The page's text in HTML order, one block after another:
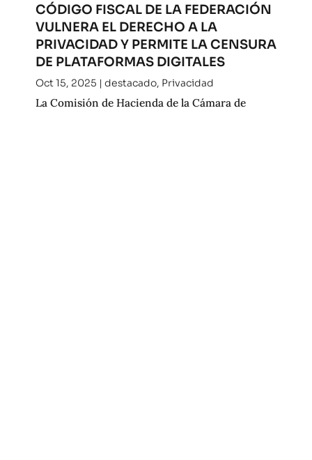
CÓDIGO FISCAL DE LA FEDERACIÓN
VULNERA EL DERECHO A LA
PRIVACIDAD Y PERMITE LA CENSURA
DE PLATAFORMAS DIGITALES
Oct 15, 2025 | destacado, Privacidad
La Comisión de Hacienda de la Cámara de